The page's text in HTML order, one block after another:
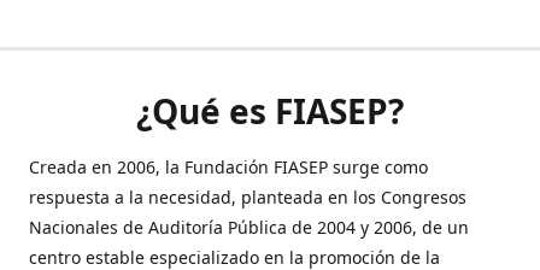
¿Qué es FIASEP?
Creada en 2006, la Fundación FIASEP surge como
respuesta a la necesidad, planteada en los Congresos
Nacionales de Auditoría Pública de 2004 y 2006, de un
centro estable especializado en la promoción de la